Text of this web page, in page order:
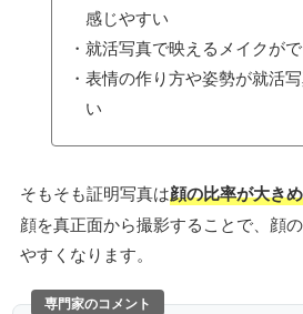
感じやすい
就活写真で映えるメイクが
表情の作り方や姿勢が就活
い
そもそも証明写真は顔の比率が大き
顔を真正面から撮影することで、顔
やすくなります。
専門家のコメント